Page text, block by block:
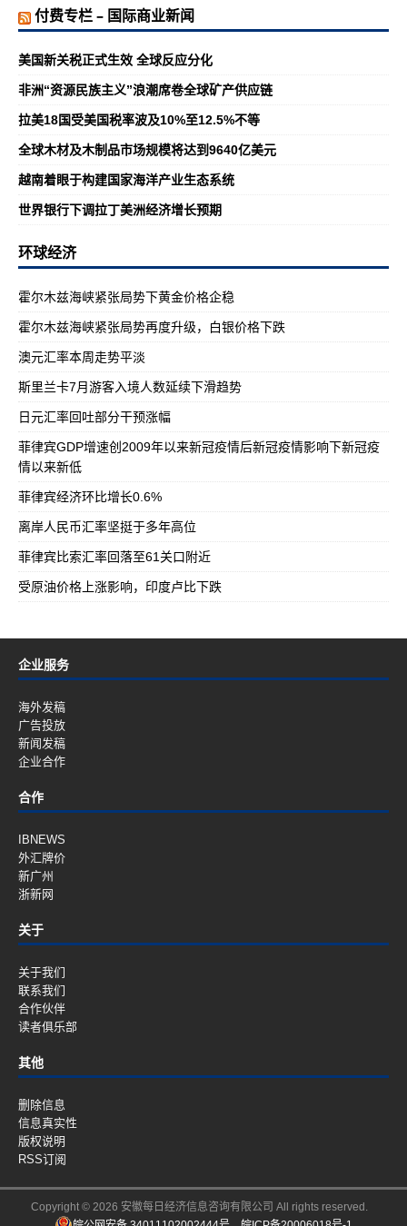
付费专栏 – 国际商业新闻
美国新关税正式生效 全球反应分化
非洲“资源民族主义”浪潮席卷全球矿产供应链
拉美18国受美国税率波及10%至12.5%不等
全球木材及木制品市场规模将达到9640亿美元
越南着眼于构建国家海洋产业生态系统
世界银行下调拉丁美洲经济增长预期
环球经济
霍尔木兹海峡紧张局势下黄金价格企稳
霍尔木兹海峡紧张局势再度升级，白银价格下跌
澳元汇率本周走势平淡
斯里兰卡7月游客入境人数延续下滑趋势
日元汇率回吐部分干预涨幅
菲律宾GDP增速创2009年以来新冠疫情后新冠疫情影响下新冠疫
情以来新低
菲律宾经济环比增长0.6%
离岸人民币汇率坚挺于多年高位
菲律宾比索汇率回落至61关口附近
受原油价格上涨影响，印度卢比下跌
企业服务
海外发稿
广告投放
新闻发稿
企业合作
合作
IBNEWS
外汇牌价
新广州
浙新网
关于
关于我们
联系我们
合作伙伴
读者俱乐部
其他
删除信息
信息真实性
版权说明
RSS订阅
Copyright © 2026 安徽每日经济信息咨询有限公司 All rights reserved.